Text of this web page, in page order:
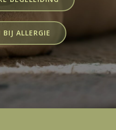
ALLERGIE